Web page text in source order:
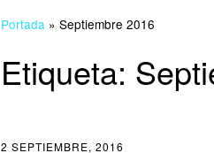
Portada » Septiembre 2016
Etiqueta:
2 SEPTIEMBRE, 2016